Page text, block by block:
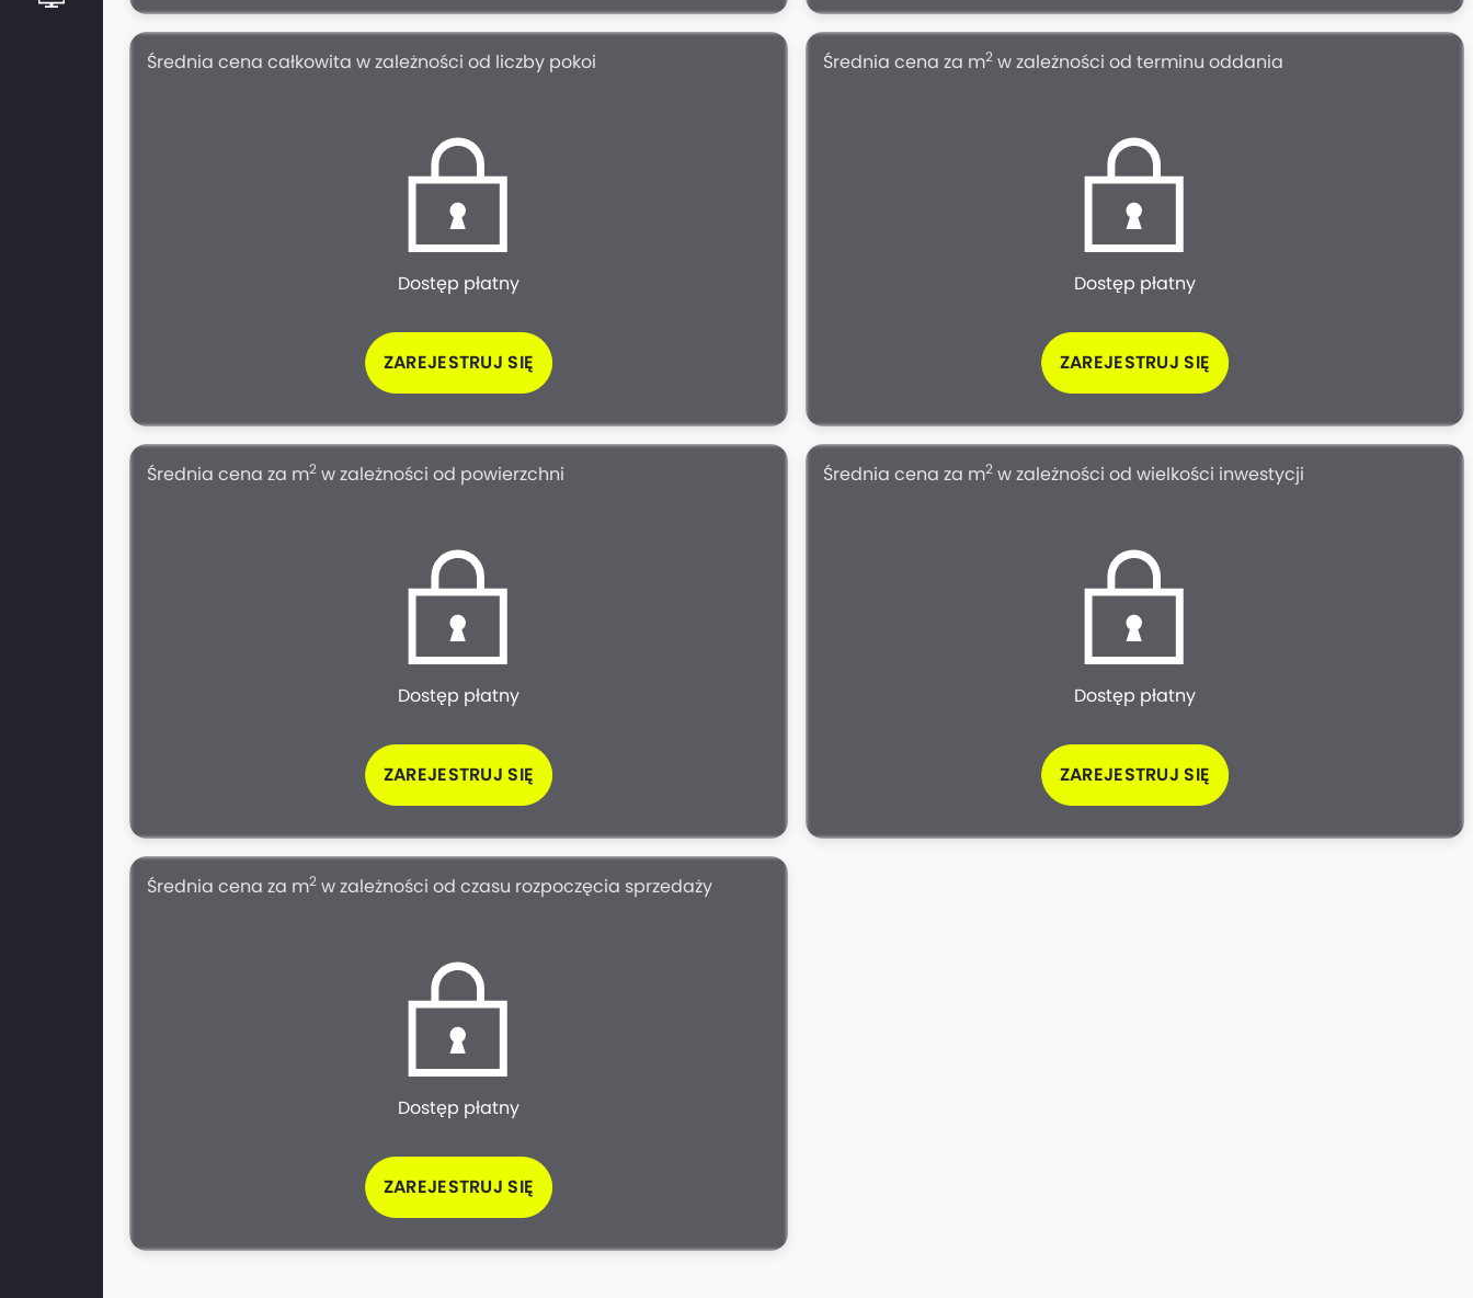
Średnia cena całkowita w zależności od liczby pokoi
Dostęp płatny
ZAREJESTRUJ SIĘ
Średnia cena za m2 w zależności od terminu oddania
Dostęp płatny
ZAREJESTRUJ SIĘ
Średnia cena za m2 w zależności od powierzchni
Dostęp płatny
ZAREJESTRUJ SIĘ
Średnia cena za m2 w zależności od wielkości inwestycji
Dostęp płatny
ZAREJESTRUJ SIĘ
Średnia cena za m2 w zależności od czasu rozpoczęcia sprzedaży
Dostęp płatny
ZAREJESTRUJ SIĘ